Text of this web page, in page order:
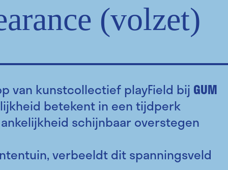
(volzet)
van kunstcollectief playField bij GUM
betekent in een tijdperk
schijnbaar overstegen
verbeeldt dit spanningsveld